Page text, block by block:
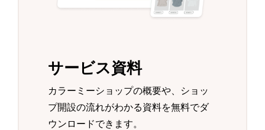
サービス資料
カラーミーショップの概要や、ショッ
プ開設の流れがわかる資料を無料でダ
ウンロードできます。